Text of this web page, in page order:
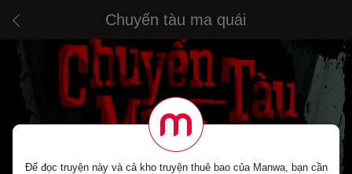
Chuyến tàu ma quái
Để đọc truyện này và cả kho truyện thuê bao của Manwa, bạn cần